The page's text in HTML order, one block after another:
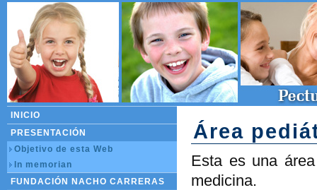
Área
Esta es una
medicina.
INICIO
PRESENTACIÓN
Objetivo de esta Web
In memorian
FUNDACIÓN NACHO CARRERAS